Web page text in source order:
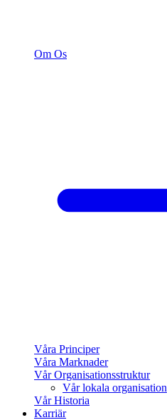
Om Os
Våra Principer
Våra Marknader
Vår Organisationsstruktur
Vår lokala organisation
Vår Historia
Karriär